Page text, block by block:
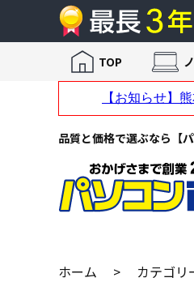
品質と価格で選ぶなら【
TOP
ホーム > カテゴリ